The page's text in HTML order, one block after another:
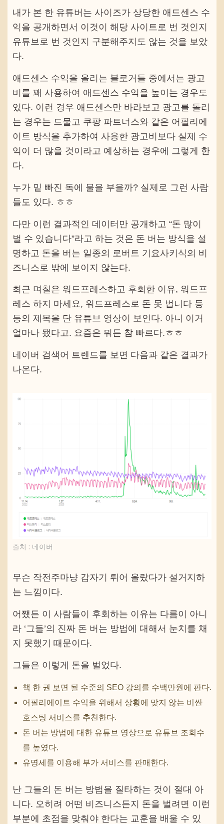
내가 본 한 유튜버는 사이즈가 상당한 애드센스 수
익을 공개하면서 이것이 해당 사이트로 번 것인지
유튜브로 번 것인지 구분해주지도 않는 것을 보았
다.
애드센스 수익을 올리는 블로거들 중에서는 광고
비를 꽤 사용하여 애드센스 수익을 높이는 경우도
있다. 이런 경우 애드센스만 바라보고 광고를 돌리
는 경우는 드물고 쿠팡 파트너스와 같은 어필리에
이트 방식을 추가하여 사용한 광고비보다 실제 수
익이 더 많을 것이라고 예상하는 경우에 그렇게 한
다.
누가 밑 빠진 독에 물을 부을까? 실제로 그런 사람
들도 있다. ㅎㅎ
다만 이런 결과적인 데이터만 공개하고 “돈 많이
벌 수 있습니다”라고 하는 것은 돈 버는 방식을 설
명하고 돈을 버는 일종의 로버트 기요사키식의 비
즈니스로 밖에 보이지 않는다.
최근 며칠은 워드프레스하고 후회한 이유, 워드프
레스 하지 마세요, 워드프레스로 돈 못 법니다 등
등의 제목을 단 유튜브 영상이 보인다. 아니 이거
얼마나 됐다고. 요즘은 뭐든 참 빠르다.ㅎㅎ
네이버 검색어 트렌드를 보면 다음과 같은 결과가
나온다.
출처 : 네이버
무슨 작전주마냥 갑자기 튀어 올랐다가 설거지하
는 느낌이다.
어쨌든 이 사람들이 후회하는 이유는 다름이 아니
라 ‘그들’의 진짜 돈 버는 방법에 대해서 눈치를 채
지 못했기 때문이다.
그들은 이렇게 돈을 벌었다.
책 한 권 보면 될 수준의 SEO 강의를 수백만원에 판다.
어필리에이트 수익을 위해서 상황에 맞지 않는 비싼
호스팅 서비스를 추천한다.
돈 버는 방법에 대한 유튜브 영상으로 유튜브 조회수
를 높였다.
유명세를 이용해 부가 서비스를 판매한다.
난 그들의 돈 버는 방법을 질타하는 것이 절대 아
니다. 오히려 어떤 비즈니스든지 돈을 벌려면 이런
부분에 초점을 맞춰야 한다는 교훈을 배울 수 있